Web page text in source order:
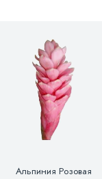
Альпиния Розовая